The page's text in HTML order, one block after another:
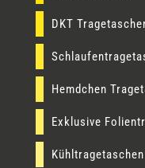
DKT
Hemdchen
Exklusive